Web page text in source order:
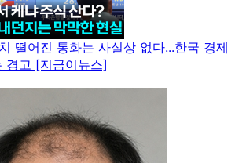
떨어진 통화는 사실상 없다...한국 경제
경고 [지금이뉴스]